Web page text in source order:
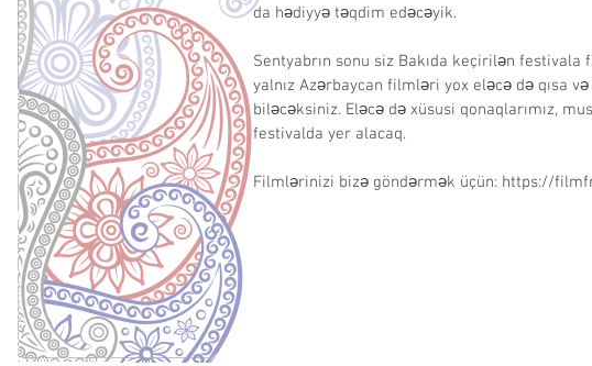
da hədiyyə təqdim edəcəyik.
Sentyabrın sonu siz Bakıda keçirilən
yalnız Azərbaycan filmləri yox eləcə də qısa
biləcəksiniz. Eləcə də xüsusi qonaqlarımız,
festivalda yer alacaq.
Filmlərinizi bizə göndərmək üçün: https://